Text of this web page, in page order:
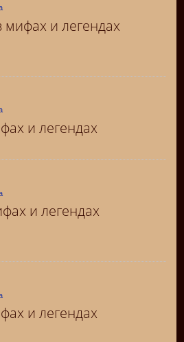
и легендах
и легендах
и легендах
и легендах